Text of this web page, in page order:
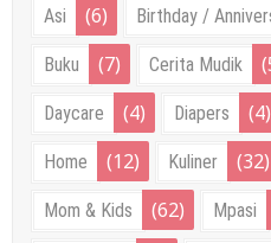
Asi (6) Birthday /
Buku (7) Cerita Mudik
Daycare (4) Diapers (4)
Home (12) Kuliner (32)
Mom & Kids (62) Mpasi